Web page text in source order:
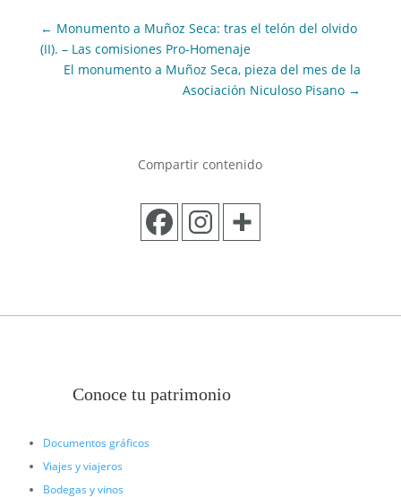
← Monumento a Muñoz Seca: tras el telón del olvido
(II). – Las comisiones Pro-Homenaje
El monumento a Muñoz Seca, pieza del mes de la
Asociación Niculoso Pisano →
Compartir contenido
Conoce tu patrimonio
Documentos gráficos
Viajes y viajeros
Bodegas y vinos